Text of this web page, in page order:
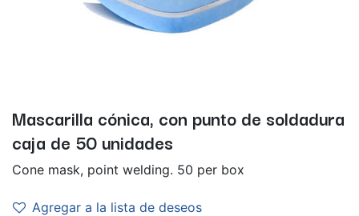
Mascarilla cónica, con punto de soldadura
caja de 50 unidades
Cone mask, point welding. 50 per box
Agregar a la lista de deseos